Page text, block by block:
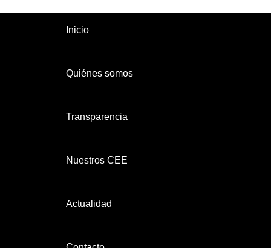
Inicio
Quiénes somos
Transparencia
Nuestros CEE
Actualidad